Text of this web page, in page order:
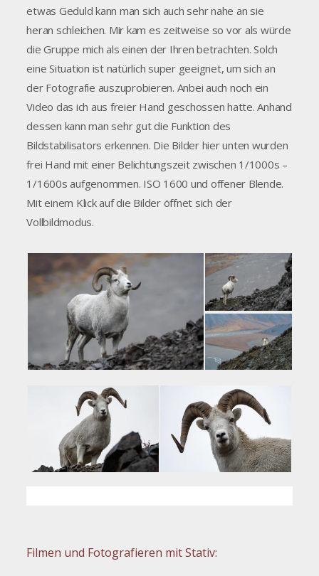
etwas Geduld kann man sich auch sehr nahe an sie
heran schleichen. Mir kam es zeitweise so vor als würde
die Gruppe mich als einen der Ihren betrachten. Solch
eine Situation ist natürlich super geeignet, um sich an
der Fotografie auszuprobieren. Anbei auch noch ein
Video das ich aus freier Hand geschossen hatte. Anhand
dessen kann man sehr gut die Funktion des
Bildstabilisators erkennen. Die Bilder hier unten wurden
frei Hand mit einer Belichtungszeit zwischen 1/1000s –
1/1600s aufgenommen. ISO 1600 und offener Blende.
Mit einem Klick auf die Bilder öffnet sich der
Vollbildmodus.
Filmen und Fotografieren mit Stativ: